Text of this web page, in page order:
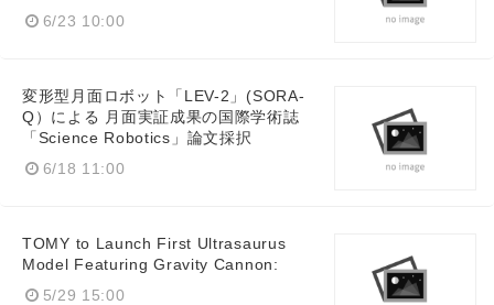
6/23 10:00
変形型月面ロボット「LEV-2」(SORA-
Q）による 月面実証成果の国際学術誌
「Science Robotics」論文採択
6/18 11:00
TOMY to Launch First Ultrasaurus
Model Featuring Gravity Cannon:
5/29 15:00